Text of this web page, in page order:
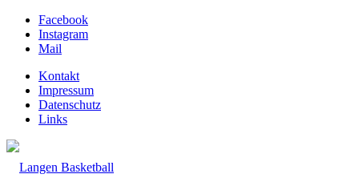
Facebook
Instagram
Mail
Kontakt
Impressum
Datenschutz
Links